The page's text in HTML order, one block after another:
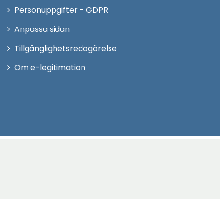
Personuppgifter - GDPR
Anpassa sidan
Tillgänglighetsredogörelse
Om e-legitimation